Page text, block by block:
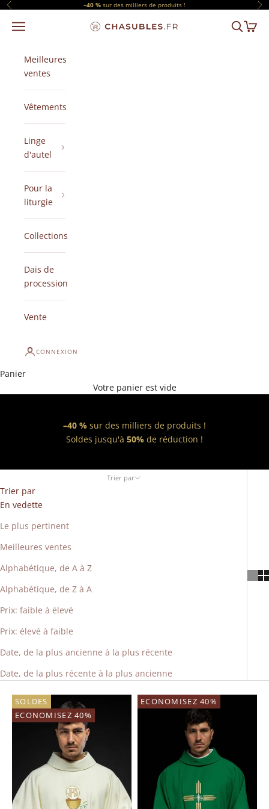
Passer au contenu
Précédent –40 % sur des milliers de produits !
CHASUBLES.FR
Menu Panier
Meilleures
ventes
Vêtements
Linge
d'autel
Pour la
liturgie
Collections
Dais de
procession
Vente
CONNEXION
Panier
Votre panier est vide
–40 % sur des milliers de produits !
Soldes jusqu'à 50% de réduction !
Trier par
Trier par
En vedette
Le plus pertinent
Meilleures ventes
Alphabétique, de A à Z
Alphabétique, de Z à A
Prix: faible à élevé
Prix: élevé à faible
Date, de la plus ancienne à la plus récente
Date, de la plus récente à la plus ancienne
SOLDES
ECONOMISEZ 40%
ECONOMISEZ 40%